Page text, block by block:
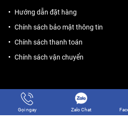
Hướng dẫn đặt hàng
Chính sách bảo mật thông tin
Chính sách thanh toán
Chính sách vận chuyển
Gọi ngay Zalo Chat